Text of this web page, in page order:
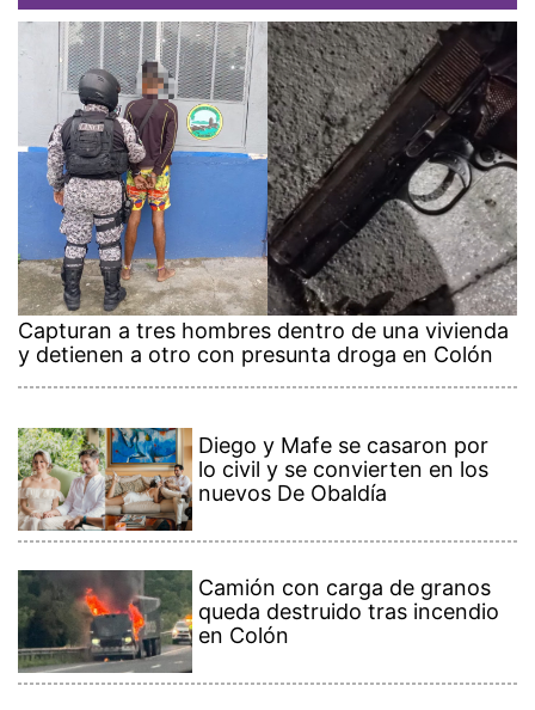
Capturan a tres hombres dentro de una vivienda
y detienen a otro con presunta droga en Colón
Diego y Mafe se casaron por
lo civil y se convierten en los
nuevos De Obaldía
Camión con carga de granos
queda destruido tras incendio
en Colón